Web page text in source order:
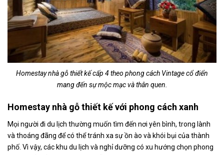
Homestay nhà gỗ thiết kế cấp 4 theo phong cách Vintage cổ điển
mang đến sự mộc mạc và thân quen.
Homestay nhà gỗ thiết kế với phong cách xanh
Mọi người đi du lịch thường muốn tìm đến nơi yên bình, trong lành
và thoáng đãng để có thể tránh xa sự ồn ào và khói bụi của thành
phố. Vì vậy, các khu du lịch và nghỉ dưỡng có xu hướng chọn phong